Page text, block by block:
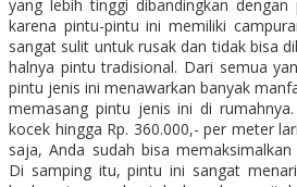
yang lebih tinggi dibandingkan
karena pintu-pintu ini memiliki
sangat sulit untuk rusak dan tidak bisa
halnya pintu tradisional. Dari semua
pintu jenis ini menawarkan banyak
memasang pintu jenis ini di
kocek hingga Rp. 360.000,- per meter
saja, Anda sudah bisa
Di samping itu, pintu ini sangat